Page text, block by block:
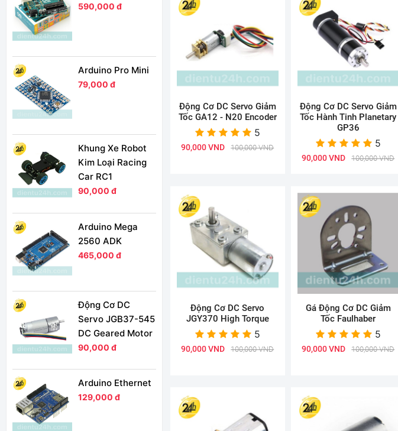
Động Cơ DC Servo Giảm
Tốc GA12 - N20 Encoder
5
90,000 VND 100,000 VND
Động Cơ DC Servo Giảm
Tốc Hành Tinh Planetary
GP36
5
90,000 VND 100,000 VND
Động Cơ DC Servo
JGY370 High Torque
5
90,000 VND 100,000 VND
Gá Động Cơ DC Giảm
Tốc Faulhaber
5
90,000 VND 100,000 VND
590,000 đ
Arduino Pro Mini
79,000 đ
Khung Xe Robot
Kim Loại Racing
Car RC1
90,000 đ
Arduino Mega
2560 ADK
465,000 đ
Động Cơ DC
Servo JGB37-545
DC Geared Motor
90,000 đ
Arduino Ethernet
129,000 đ